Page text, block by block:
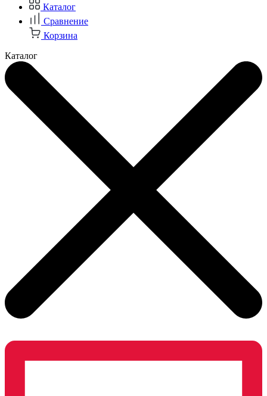
Каталог
Сравнение
Корзина
Каталог